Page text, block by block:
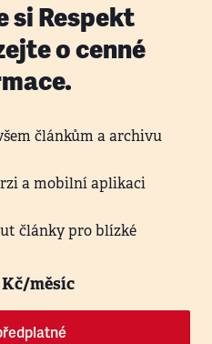
si Respekt
o cenné
článkům a archivu
a mobilní aplikaci
články pro blízké
Kč/měsíc